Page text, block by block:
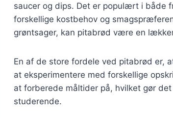
saucer og dips. Det er populært i både
forskellige kostbehov og
grøntsager, kan pitabrød være en
En af de store fordele ved pitabrød er,
at eksperimentere med forskellige
at forberede måltider på, hvilket gør
studerende.